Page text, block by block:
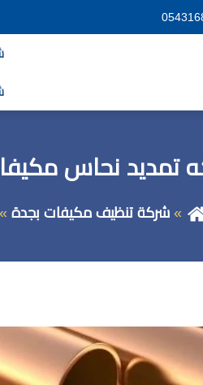
تمديد نحاس مكيفات
شركة تنظيف مكيفات بجدة